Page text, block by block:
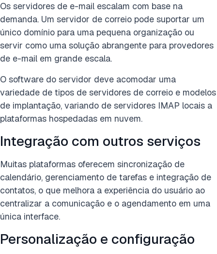
Os servidores de e-mail escalam com base na
demanda. Um servidor de correio pode suportar um
único domínio para uma pequena organização ou
servir como uma solução abrangente para provedores
de e-mail em grande escala.
O software do servidor deve acomodar uma
variedade de tipos de servidores de correio e modelos
de implantação, variando de servidores IMAP locais a
plataformas hospedadas em nuvem.
Integração com outros serviços
Muitas plataformas oferecem sincronização de
calendário, gerenciamento de tarefas e integração de
contatos, o que melhora a experiência do usuário ao
centralizar a comunicação e o agendamento em uma
única interface.
Personalização e configuração